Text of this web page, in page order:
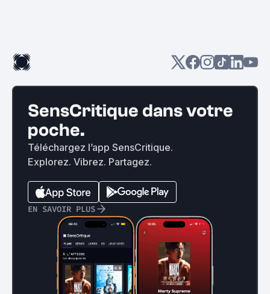
SensCritique dans votre
poche.
Téléchargez l’app SensCritique.
Explorez. Vibrez. Partagez.
EN SAVOIR PLUS